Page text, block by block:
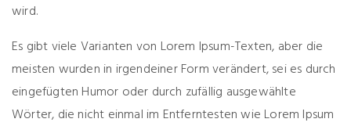
wird.
Es gibt viele Varianten von Lorem Ipsum-Texten, aber die
meisten wurden in irgendeiner Form verändert, sei es durch
eingefügten Humor oder durch zufällig ausgewählte
Wörter, die nicht einmal im Entferntesten wie Lorem Ipsum